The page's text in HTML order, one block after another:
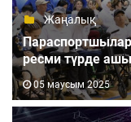
Жаңалық
ресми түрде
05 маусым 2025